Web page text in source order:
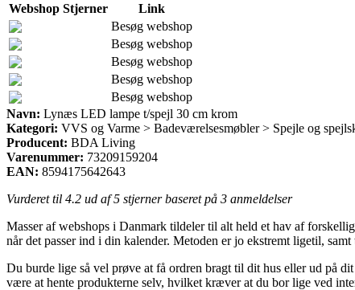
Webshop Stjerner
Link
Besøg webshop
Besøg webshop
Besøg webshop
Besøg webshop
Besøg webshop
Navn: Lynæs LED lampe t/spejl 30 cm krom
Kategori: VVS og Varme > Badeværelsesmøbler > Spejle og
Producent: BDA Living
Varenummer: 73209159204
EAN: 8594175642643
Vurderet til 4.2 ud af 5 stjerner baseret på 3 anmeldelser
Masser af webshops i Danmark tildeler til alt held et hav af
når det passer ind i din kalender. Metoden er jo ekstremt ligetil,
Du burde lige så vel prøve at få ordren bragt til dit hus eller ud på
være at hente produkterne selv, hvilket kræver at du bor lige ved